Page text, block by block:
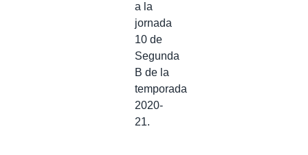
a la
jornada
10 de
Segunda
B de la
temporada
2020-
21.